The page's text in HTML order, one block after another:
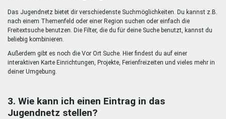
Das Jugendnetz bietet dir verschiedenste Suchmöglichkeiten. Du kannst z.B.
nach einem Themenfeld oder einer Region suchen oder einfach die
Freitextsuche benutzen. Die Filter, die du für deine Suche benutzt, kannst du
beliebig kombinieren.
Außerdem gibt es noch die Vor Ort Suche. Hier findest du auf einer
interaktiven Karte Einrichtungen, Projekte, Ferienfreizeiten und vieles mehr in
deiner Umgebung.
3. Wie kann ich einen Eintrag in das
Jugendnetz stellen?